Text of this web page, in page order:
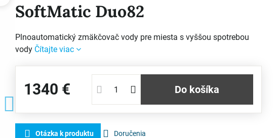
SoftMatic Duo82
Plnoautomatický zmäkčovač vody pre miesta s vyššou spotrebou
vody Čítajte viac
1340 € Do košíka
Otázka k produktu Doručenia